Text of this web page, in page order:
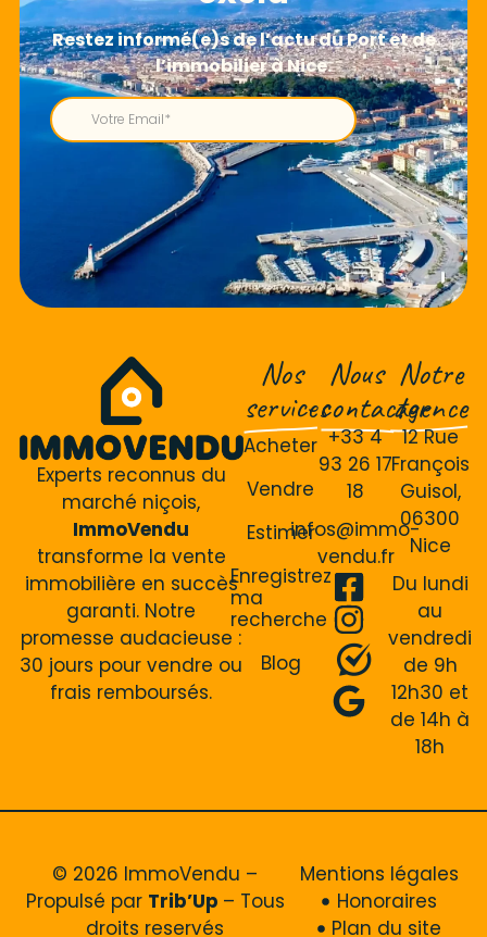
Experts reconnus du
marché niçois,
ImmoVendu
transforme la vente
immobilière en succès
garanti. Notre
promesse audacieuse :
30 jours pour vendre ou
frais remboursés.
Nos
services
Acheter
Vendre
Estimer
Enregistrez
ma
recherche
Blog
Nous
contacter
+33 4
93 26 17
18
infos@immo-
vendu.fr
Notre
agence
12 Rue
François
Guisol,
06300
Nice
Du lundi
au
vendredi
de 9h
12h30 et
de 14h à
18h
© 2026 ImmoVendu –
Propulsé par Trib’Up – Tous
droits reservés
Mentions légales
Honoraires
Plan du site